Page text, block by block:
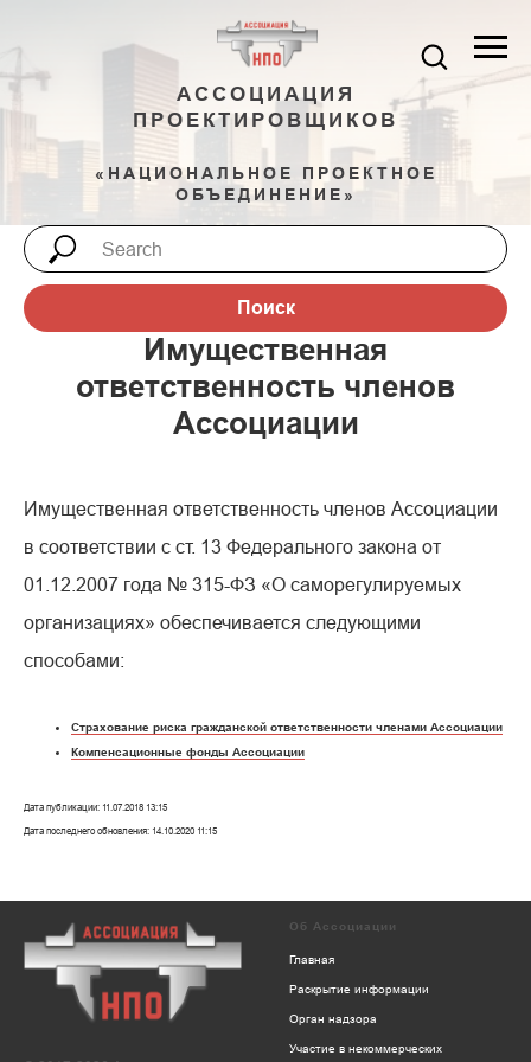
АССОЦИАЦИЯ
ПРОЕКТИРОВЩИКОВ
«НАЦИОНАЛЬНОЕ ПРОЕКТНОЕ
ОБЪЕДИНЕНИЕ»
Поиск
Имущественная
ответственность членов
Ассоциации
Имущественная ответственность членов Ассоциации
в соответствии с ст. 13 Федерального закона от
01.12.2007 года № 315-ФЗ «О саморегулируемых
организациях» обеспечивается следующими
способами:
Страхование риска гражданской ответственности членами Ассоциации
Компенсационные фонды Ассоциации
Дата публикации: 11.07.2018 13:15
Дата последнего обновления: 14.10.2020 11:15
Об Ассоциации
Главная
Раскрытие информации
Орган надзора
Участие в некоммерческих